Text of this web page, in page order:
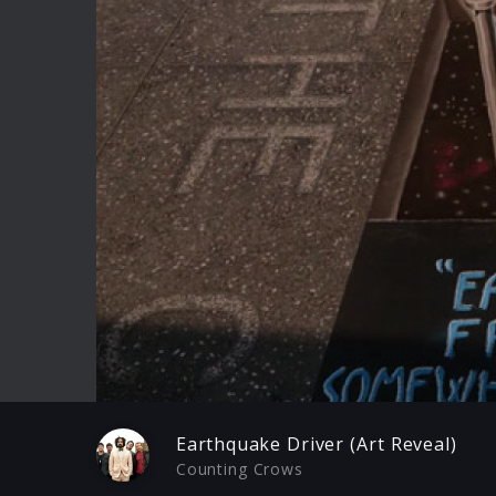
Play
Earthquake Driver (Art Reveal)
Counting Crows